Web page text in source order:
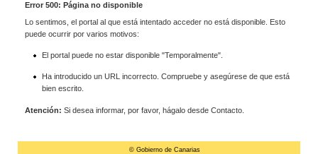
Error 500: Página no disponible
Lo sentimos, el portal al que está intentado acceder no está disponible. Esto
puede ocurrir por varios motivos:
El portal puede no estar disponible "Temporalmente".
Ha introducido un URL incorrecto. Compruebe y asegúrese de que está
bien escrito.
Atención: Si desea informar, por favor, hágalo desde Contacto.
© Gobierno de Canarias